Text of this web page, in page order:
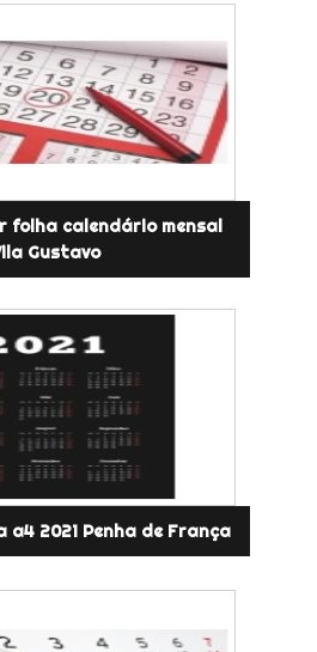
folha calendário mensal
Gustavo
2021 Penha de França